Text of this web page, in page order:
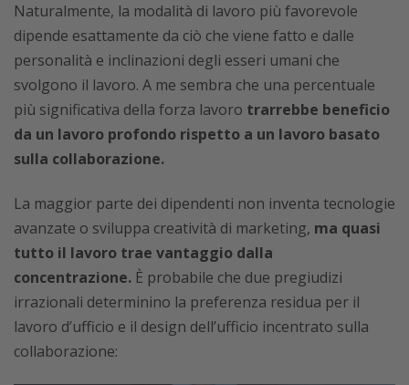
Naturalmente, la modalità di lavoro più favorevole
dipende esattamente da ciò che viene fatto e dalle
personalità e inclinazioni degli esseri umani che
svolgono il lavoro. A me sembra che una percentuale
più significativa della forza lavoro trarrebbe beneficio
da un lavoro profondo rispetto a un lavoro basato
sulla collaborazione.
La maggior parte dei dipendenti non inventa tecnologie
avanzate o sviluppa creatività di marketing, ma quasi
tutto il lavoro trae vantaggio dalla
concentrazione. È probabile che due pregiudizi
irrazionali determinino la preferenza residua per il
lavoro d’ufficio e il design dell’ufficio incentrato sulla
collaborazione: